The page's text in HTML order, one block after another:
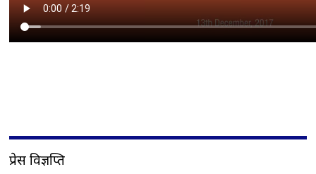
प्रेस विज्ञप्ति